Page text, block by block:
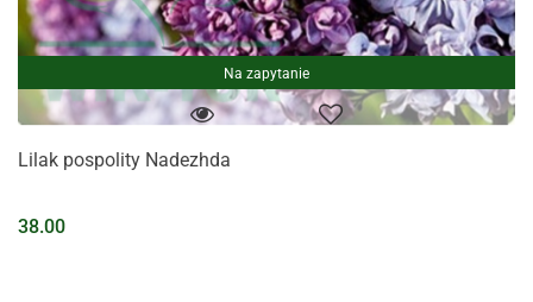
Na zapytanie
Lilak pospolity Nadezhda
38.00